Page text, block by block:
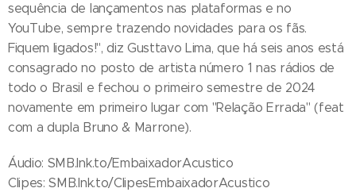
sequência de lançamentos nas plataformas e no
YouTube, sempre trazendo novidades para os fãs.
Fiquem ligados!", diz Gusttavo Lima, que há seis anos está
consagrado no posto de artista número 1 nas rádios de
todo o Brasil e fechou o primeiro semestre de 2024
novamente em primeiro lugar com "Relação Errada" (feat
com a dupla Bruno & Marrone).
Áudio: SMB.lnk.to/EmbaixadorAcustico
Clipes: SMB.lnk.to/ClipesEmbaixadorAcustico